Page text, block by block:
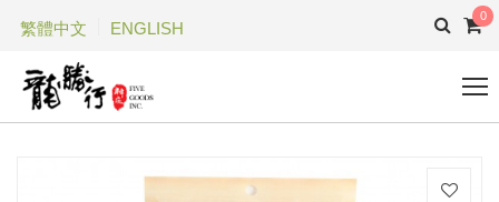
繁體中文 ENGLISH
0